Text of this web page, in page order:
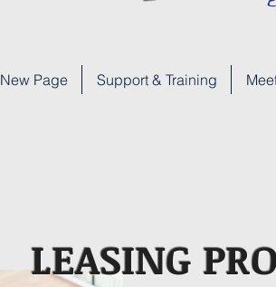
LEASING
New Page Support & Training